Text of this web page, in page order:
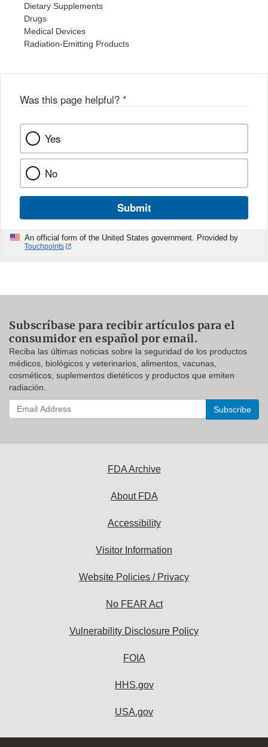
Dietary Supplements
Drugs
Medical Devices
Radiation-Emitting Products
Was this page helpful? *
Yes
No
Submit
An official form of the United States government. Provided by
Touchpoints
Subscríbase para recibir artículos para el
consumidor en español por email.
Reciba las últimas noticias sobre la seguridad de los productos
médicos, biológicos y veterinarios, alimentos, vacunas,
cosméticos, suplementos dietéticos y productos que emiten
radiación.
Enter
your
FDA Archive
About FDA
Accessibility
Visitor Information
Website Policies / Privacy
No FEAR Act
Vulnerability Disclosure Policy
FOIA
HHS.gov
USA.gov